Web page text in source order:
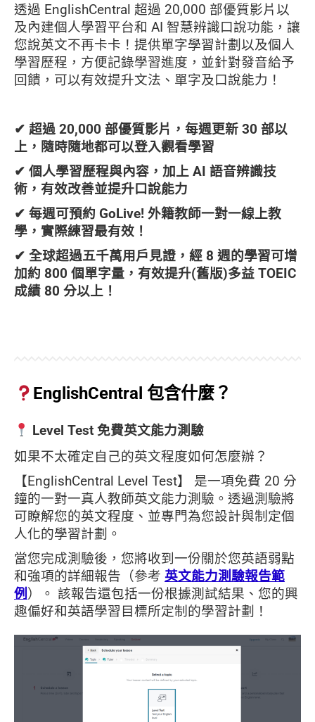
透過 EnglishCentral 超過 20,000 部優質影片以
及內建個人學習平台和 AI 智慧辨識口說功能，讓
您說英文不再卡卡！提供單字學習計劃以及個人
學習歷程，方便記錄學習進度，並針對發音給予
回饋，可以有效提升文法、單字及口說能力！
✔ 超過 20,000 部優質影片，每週更新 30 部以
上，隨時隨地都可以登入觀看學習
✔ 個人學習歷程與內容，加上 AI 語音辨識技
術，有效改善並提升口說能力
✔ 每週可預約 GoLive! 外籍教師一對一線上教
學，實際練習最有效！
✔ 全球超過五千萬用戶見證，經 8 週的學習可增
加約 800 個單字量，有效提升(舊版)多益 TOEIC
成績 80 分以上！
EnglishCentral 包含什麼？
Level Test 免費英文能力測驗
如果不太確定自己的英文程度如何怎麼辦？
【EnglishCentral Level Test】 是一項免費 20 分
鐘的一對一真人教師英文能力測驗。透過測驗將
可瞭解您的英文程度、並專門為您設計與制定個
人化的學習計劃。
當您完成測驗後，您將收到一份關於您英語弱點
和強項的詳細報告（參考 英文能力測驗報告範
例 ）。 該報告還包括一份根據測試結果、您的興
趣偏好和英語學習目標所定制的學習計劃！